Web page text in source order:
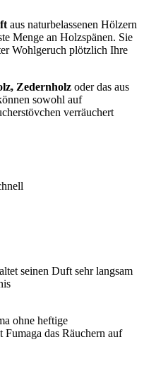
aus naturbelassenen Hölzern
Menge an Holzspänen. Sie
Wohlgeruch plötzlich Ihre
Zedernholz oder das aus
sowohl auf
verräuchert
seinen Duft sehr langsam
ohne heftige
das Räuchern auf